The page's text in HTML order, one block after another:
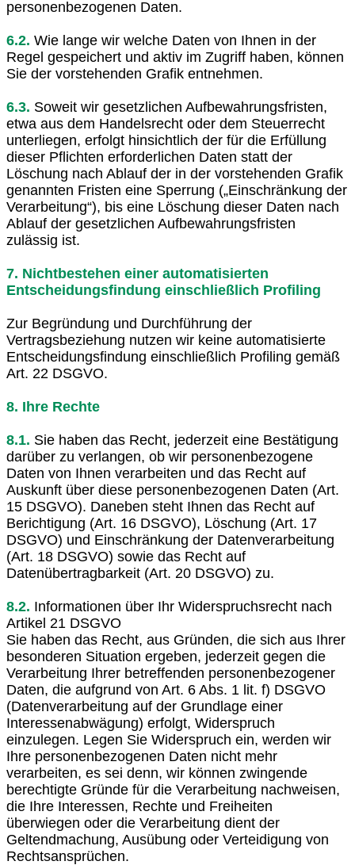
personenbezogenen Daten.
6.2. Wie lange wir welche Daten von Ihnen in der
Regel gespeichert und aktiv im Zugriff haben, können
Sie der vorstehenden Grafik entnehmen.
6.3. Soweit wir gesetzlichen Aufbewahrungsfristen,
etwa aus dem Handelsrecht oder dem Steuerrecht
unterliegen, erfolgt hinsichtlich der für die Erfüllung
dieser Pflichten erforderlichen Daten statt der
Löschung nach Ablauf der in der vorstehenden Grafik
genannten Fristen eine Sperrung („Einschränkung der
Verarbeitung“), bis eine Löschung dieser Daten nach
Ablauf der gesetzlichen Aufbewahrungsfristen
zulässig ist.
7. Nichtbestehen einer automatisierten
Entscheidungsfindung einschließlich Profiling
Zur Begründung und Durchführung der
Vertragsbeziehung nutzen wir keine automatisierte
Entscheidungsfindung einschließlich Profiling gemäß
Art. 22 DSGVO.
8. Ihre Rechte
8.1. Sie haben das Recht, jederzeit eine Bestätigung
darüber zu verlangen, ob wir personenbezogene
Daten von Ihnen verarbeiten und das Recht auf
Auskunft über diese personenbezogenen Daten (Art.
15 DSGVO). Daneben steht Ihnen das Recht auf
Berichtigung (Art. 16 DSGVO), Löschung (Art. 17
DSGVO) und Einschränkung der Datenverarbeitung
(Art. 18 DSGVO) sowie das Recht auf
Datenübertragbarkeit (Art. 20 DSGVO) zu.
8.2. Informationen über Ihr Widerspruchsrecht nach
Artikel 21 DSGVO
Sie haben das Recht, aus Gründen, die sich aus Ihrer
besonderen Situation ergeben, jederzeit gegen die
Verarbeitung Ihrer betreffenden personenbezogener
Daten, die aufgrund von Art. 6 Abs. 1 lit. f) DSGVO
(Datenverarbeitung auf der Grundlage einer
Interessenabwägung) erfolgt, Widerspruch
einzulegen. Legen Sie Widerspruch ein, werden wir
Ihre personenbezogenen Daten nicht mehr
verarbeiten, es sei denn, wir können zwingende
berechtigte Gründe für die Verarbeitung nachweisen,
die Ihre Interessen, Rechte und Freiheiten
überwiegen oder die Verarbeitung dient der
Geltendmachung, Ausübung oder Verteidigung von
Rechtsansprüchen.